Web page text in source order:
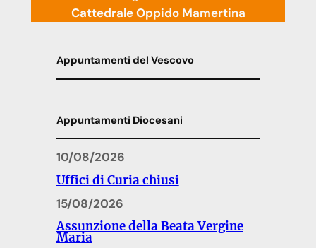
Cattedrale Oppido Mamertina
Appuntamenti del Vescovo
Appuntamenti Diocesani
10/08/2026
Uffici di Curia chiusi
15/08/2026
Assunzione della Beata Vergine
Maria